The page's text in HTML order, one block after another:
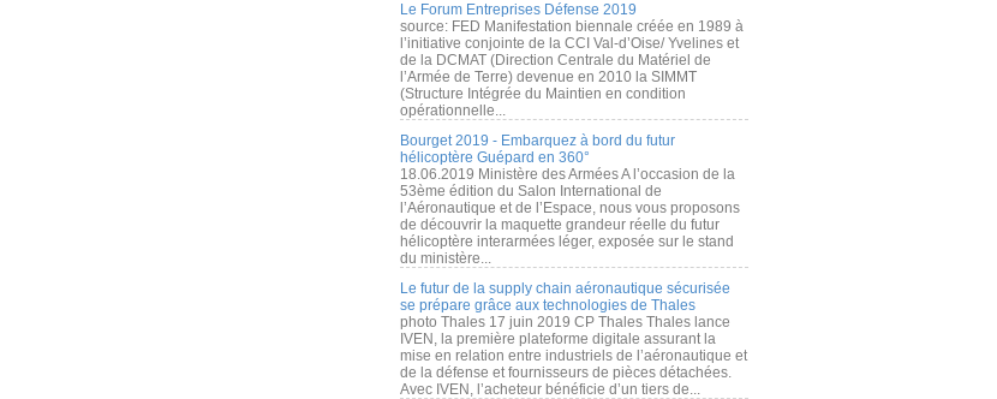
Le Forum Entreprises Défense 2019
source: FED Manifestation biennale créée en 1989 à
l’initiative conjointe de la CCI Val-d’Oise/ Yvelines et
de la DCMAT (Direction Centrale du Matériel de
l’Armée de Terre) devenue en 2010 la SIMMT
(Structure Intégrée du Maintien en condition
opérationnelle...
Bourget 2019 - Embarquez à bord du futur
hélicoptère Guépard en 360°
18.06.2019 Ministère des Armées A l’occasion de la
53ème édition du Salon International de
l’Aéronautique et de l’Espace, nous vous proposons
de découvrir la maquette grandeur réelle du futur
hélicoptère interarmées léger, exposée sur le stand
du ministère...
Le futur de la supply chain aéronautique sécurisée
se prépare grâce aux technologies de Thales
photo Thales 17 juin 2019 CP Thales Thales lance
IVEN, la première plateforme digitale assurant la
mise en relation entre industriels de l’aéronautique et
de la défense et fournisseurs de pièces détachées.
Avec IVEN, l’acheteur bénéficie d’un tiers de...